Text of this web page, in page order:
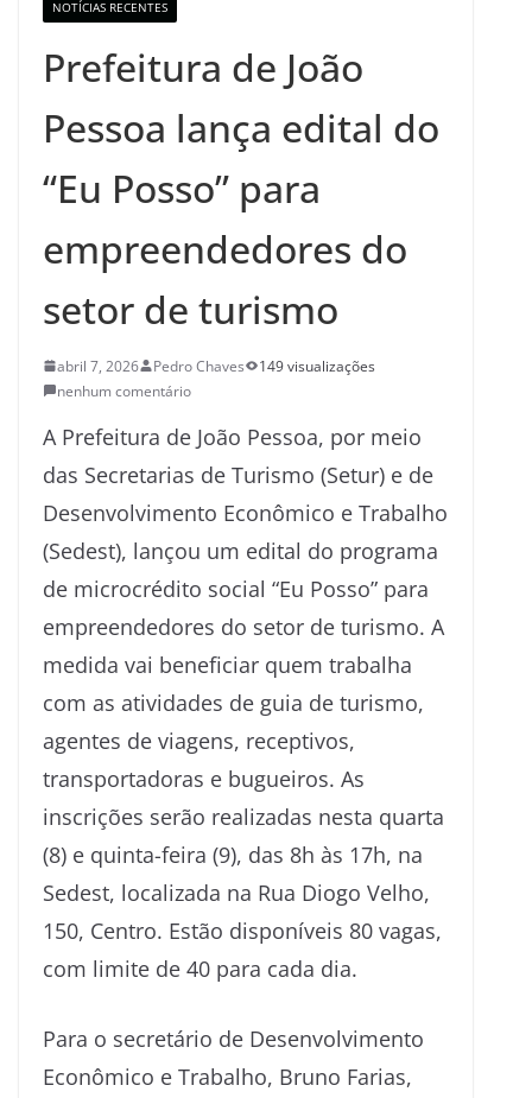
NOTÍCIAS RECENTES
Prefeitura de João
Pessoa lança edital do
“Eu Posso” para
empreendedores do
setor de turismo
abril 7, 2026 Pedro Chaves
149 visualizações
nenhum comentário
A Prefeitura de João Pessoa, por meio
das Secretarias de Turismo (Setur) e de
Desenvolvimento Econômico e Trabalho
(Sedest), lançou um edital do programa
de microcrédito social “Eu Posso” para
empreendedores do setor de turismo. A
medida vai beneficiar quem trabalha
com as atividades de guia de turismo,
agentes de viagens, receptivos,
transportadoras e bugueiros. As
inscrições serão realizadas nesta quarta
(8) e quinta-feira (9), das 8h às 17h, na
Sedest, localizada na Rua Diogo Velho,
150, Centro. Estão disponíveis 80 vagas,
com limite de 40 para cada dia.
Para o secretário de Desenvolvimento
Econômico e Trabalho, Bruno Farias,